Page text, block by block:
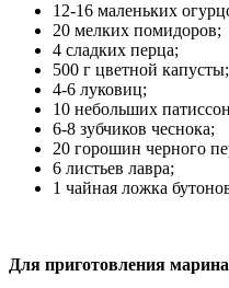
12-16 маленьких
20 мелких помидоров;
4 сладких перца;
500 г цветной капусты;
4-6 луковиц;
10 небольших
6-8 зубчиков чеснока;
20 горошин черного
6 листьев лавра;
1 чайная ложка
Для приготовления